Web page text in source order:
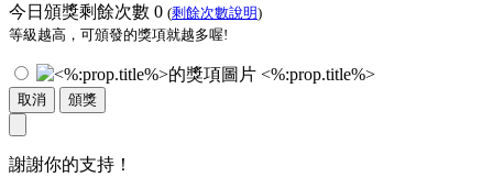
今日頒獎剩餘次數 0 (剩餘次數說明)
等級越高，可頒發的獎項就越多喔!
<%:prop.title%>
取消 頒獎
謝謝你的支持！